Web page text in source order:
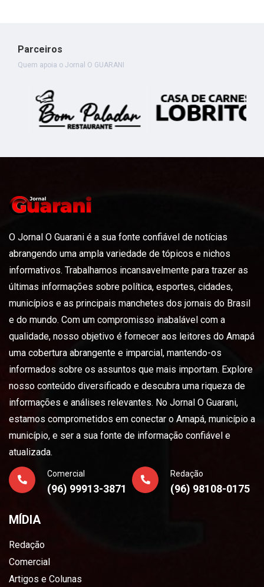
Parceiros
Quem apoia o Jornal O GUARANI
O Jornal O Guarani é a sua fonte confiável de notícias
abrangendo uma ampla variedade de tópicos e nichos
informativos. Trabalhamos incansavelmente para trazer as
últimas informações sobre política, esportes, cidades,
municípios e as principais manchetes dos jornais do Brasil
e do mundo. Com um compromisso inabalável com a
qualidade, nosso objetivo é fornecer aos leitores do Amapá
uma cobertura abrangente e imparcial, mantendo-os
informados sobre os assuntos que mais importam. Explore
nosso conteúdo diversificado e descubra uma riqueza de
informações e análises relevantes. No Jornal O Guarani,
estamos comprometidos em conectar o Amapá, município a
município, e ser a sua fonte de informação confiável e
atualizada.
Comercial
(96) 99913-3871
Redação
(96) 98108-0175
MÍDIA
Redação
Comercial
Artigos e Colunas